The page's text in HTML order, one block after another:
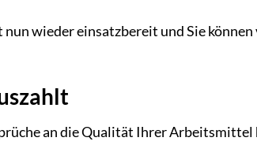
wieder einsatzbereit und Sie
an die Qualität Ihrer